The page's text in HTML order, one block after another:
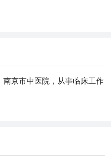
京市中医院，从事临床工作